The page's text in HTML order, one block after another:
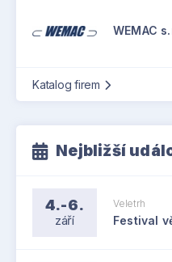
WEMAC
Katalog firem
Nejbližší
4.-6.
září
Veletrh
Festival